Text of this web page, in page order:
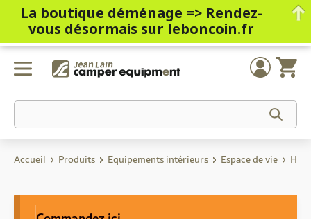
Skip
content
Accueil Produits Equipements intérieurs Espace de vie
La boutique déménage =>Rendez-
vous désormais sur leboncoin.fr